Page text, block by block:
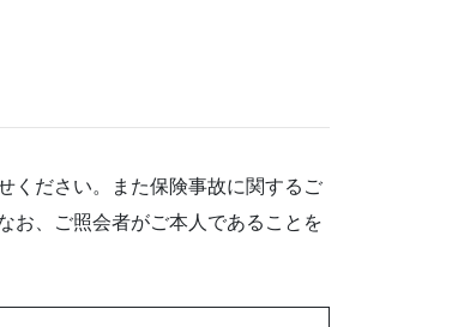
ください。また保険事故に関するご
お、ご照会者がご本人であることを